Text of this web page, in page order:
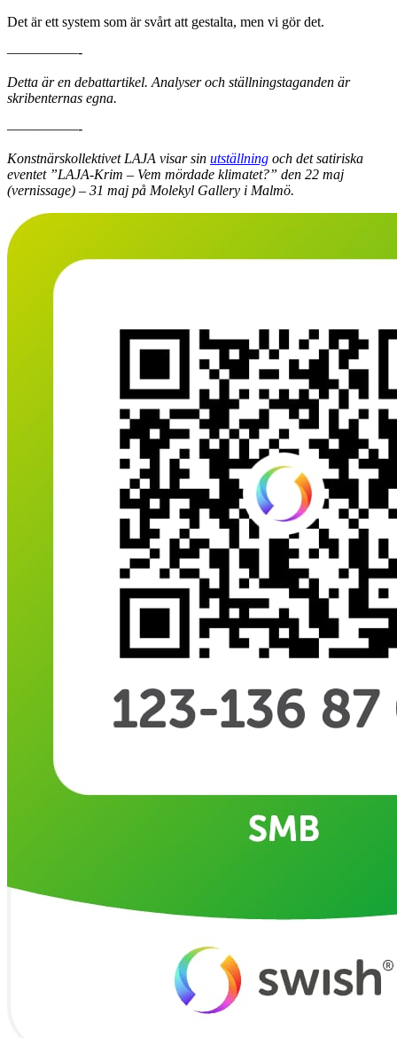
Det är ett system som är svårt att gestalta, men vi gör det.
—————-
Detta är en debattartikel. Analyser och ställningstaganden är
skribenternas egna.
—————-
Konstnärskollektivet LAJA visar sin utställning och det satiriska
eventet ”LAJA-Krim – Vem mördade klimatet?” den 22 maj
(vernissage) – 31 maj på Molekyl Gallery i Malmö.